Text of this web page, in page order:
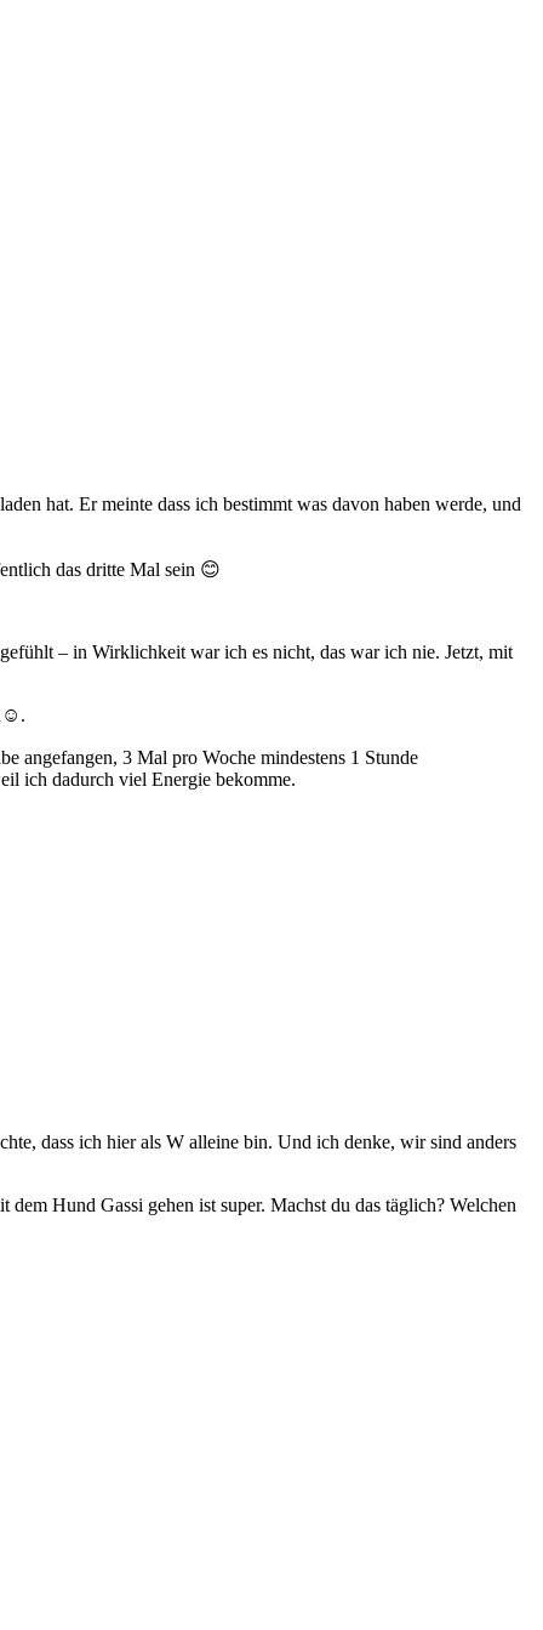
hat. Er meinte dass ich bestimmt was davon haben werde, und
das dritte Mal sein 😊
– in Wirklichkeit war ich es nicht, das war ich nie. Jetzt, mit
angefangen, 3 Mal pro Woche mindestens 1 Stunde
ich dadurch viel Energie bekomme.
dass ich hier als W alleine bin. Und ich denke, wir sind anders
Hund Gassi gehen ist super. Machst du das täglich? Welchen